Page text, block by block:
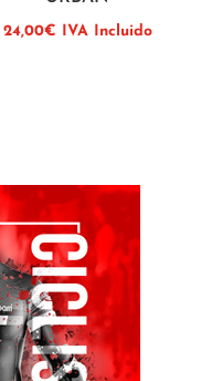
24,00€ IVA Incluido